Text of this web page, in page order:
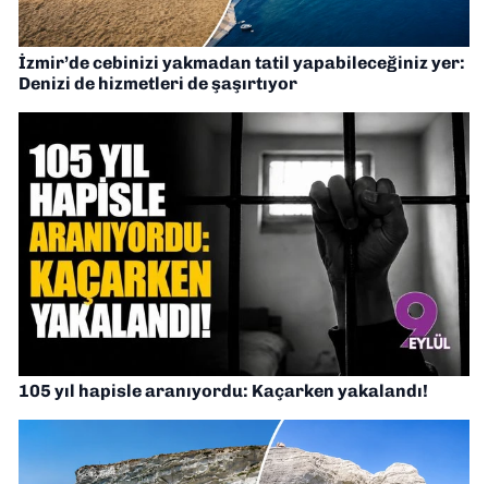
İzmir’de cebinizi yakmadan tatil yapabileceğiniz yer:
Denizi de hizmetleri de şaşırtıyor
105 yıl hapisle aranıyordu: Kaçarken yakalandı!